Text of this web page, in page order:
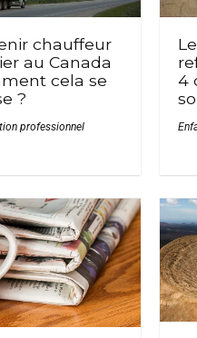
chauffeur
au Canada
cela se
?
professionnel
4